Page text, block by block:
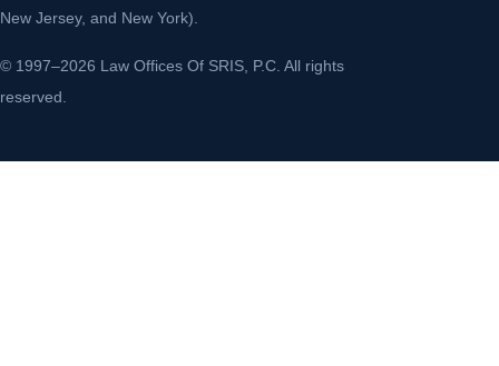
New Jersey, and New York).
© 1997–2026 Law Offices Of SRIS, P.C. All rights
reserved.